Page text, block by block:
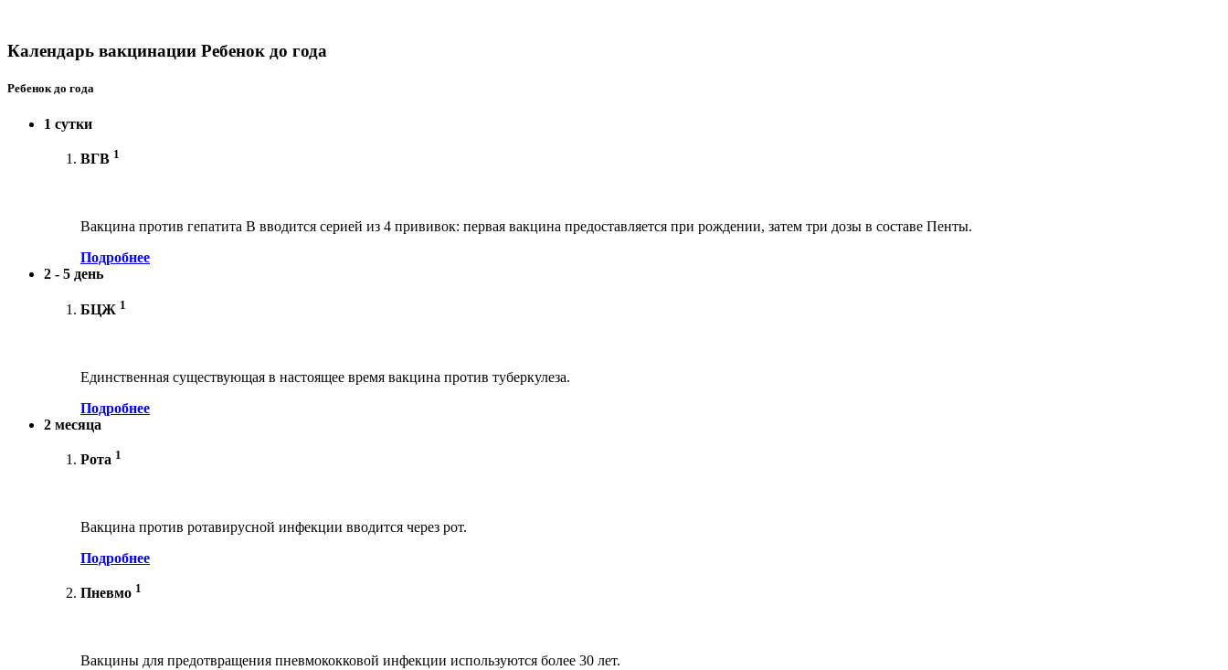
Календарь вакцинации Ребенок до года
Ребенок до года
1 сутки
ВГВ 1
Вакцина против гепатита В вводится серией из 4 прививок: первая вакцина предоставляется при рождении, затем три дозы в составе Пенты.
Подробнее
2 - 5 день
БЦЖ 1
Единственная существующая в настоящее время вакцина против туберкулеза.
Подробнее
2 месяца
Рота 1
Вакцина против ротавирусной инфекции вводится через рот.
Подробнее
Пневмо 1
Вакцины для предотвращения пневмококковой инфекции используются более 30 лет.